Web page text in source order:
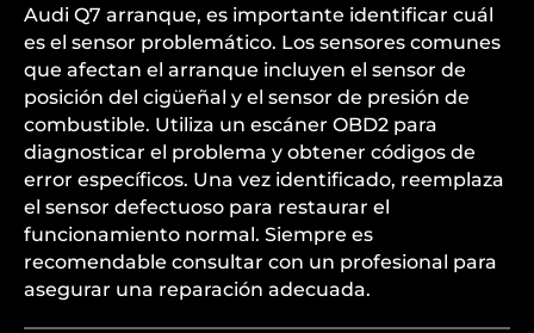
Audi Q7 arranque, es importante identificar cuál
es el sensor problemático. Los sensores comunes
que afectan el arranque incluyen el sensor de
posición del cigüeñal y el sensor de presión de
combustible. Utiliza un escáner OBD2 para
diagnosticar el problema y obtener códigos de
error específicos. Una vez identificado, reemplaza
el sensor defectuoso para restaurar el
funcionamiento normal. Siempre es
recomendable consultar con un profesional para
asegurar una reparación adecuada.